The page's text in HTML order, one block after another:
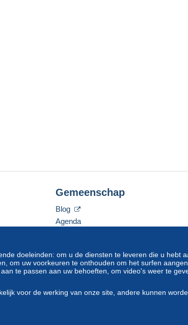
doeleinden: om u de diensten te leveren die u hebt
om uw voorkeuren te onthouden om het surfen
te passen aan uw behoeften, om video's weer te
voor de werking van onze site, andere kunnen
Gemeenschap
Blog
Agenda
voorbehouden.